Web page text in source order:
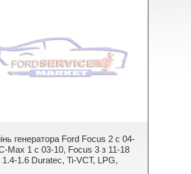
генератора Ford Focus 2 c 04-
Max 1 c 03-10, Focus 3 з 11-18
1.4-1.6 Duratec, Ti-VCT, LPG,